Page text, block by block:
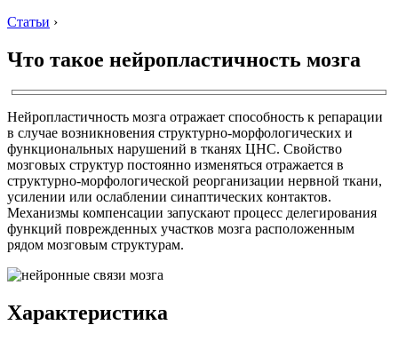
Статьи ›
Что такое нейропластичность мозга
Нейропластичность мозга отражает способность к репарации
в случае возникновения структурно-морфологических и
функциональных нарушений в тканях ЦНС. Свойство
мозговых структур постоянно изменяться отражается в
структурно-морфологической реорганизации нервной ткани,
усилении или ослаблении синаптических контактов.
Механизмы компенсации запускают процесс делегирования
функций поврежденных участков мозга расположенным
рядом мозговым структурам.
Характеристика